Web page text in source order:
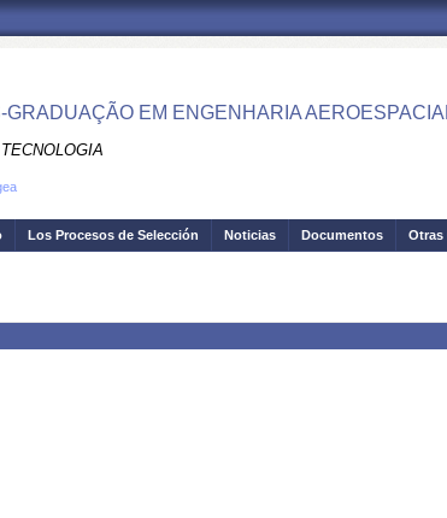
GRADUAÇÃO EM ENGENHARIA
Los Procesos de Selección Noticias Documentos Otras